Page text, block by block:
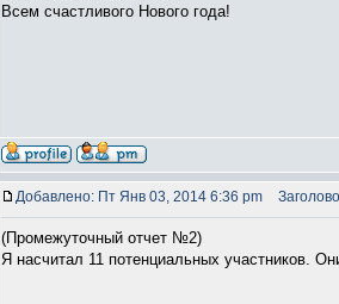
Всем счастливого Нового года!
Добавлено: Пт Янв 03, 2014 6:36 pm
(Промежуточный отчет №2)
Я насчитал 11 потенциальных участников.